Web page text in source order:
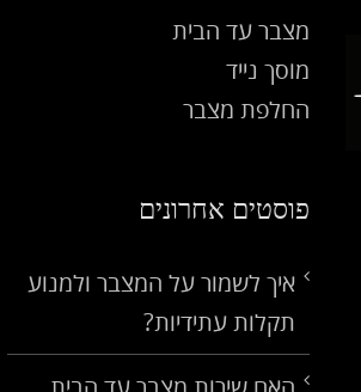
החלפת מצבר
תקלות עתידיות?